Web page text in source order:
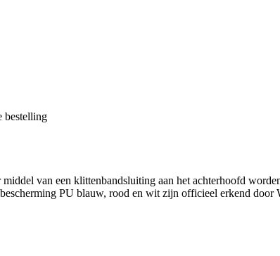
bestelling
van een klittenbandsluiting aan het achterhoofd
PU blauw, rood en wit zijn officieel erkend door